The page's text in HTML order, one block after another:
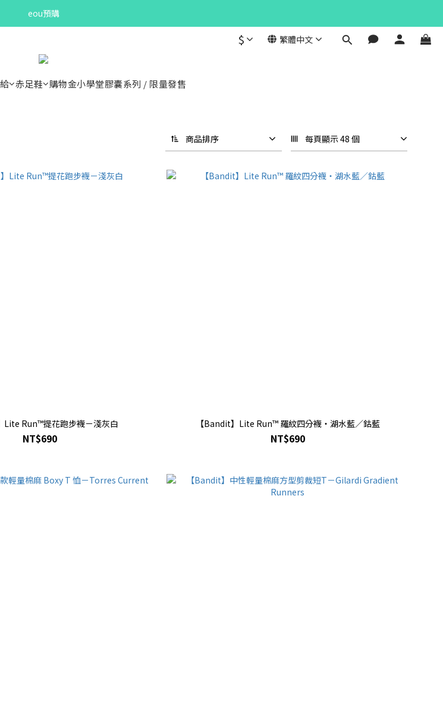
Bandit Summer
eou預購
$ 繁體中文
赤足鞋 購物金小學堂膠囊系列 / 限量發售
商品排序 每頁顯示 48 個
Lite Run™提花跑步襪－淺灰白
NT$690
【Bandit】Lite Run™ 羅紋四分襪・湖水藍／鈷藍
NT$690